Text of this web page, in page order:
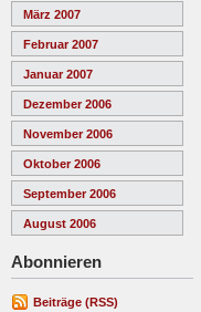
März 2007
Februar 2007
Januar 2007
Dezember 2006
November 2006
Oktober 2006
September 2006
August 2006
Abonnieren
Beiträge (RSS)